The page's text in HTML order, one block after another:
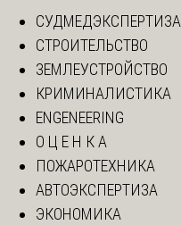
СУДМЕДЭКСПЕРТИЗА
СТРОИТЕЛЬСТВО
ЗЕМЛЕУСТРОЙСТВО
КРИМИНАЛИСТИКА
ENGENEERING
О Ц Е Н К А
ПОЖАРОТЕХНИКА
АВТОЭКСПЕРТИЗА
ЭКОНОМИКА